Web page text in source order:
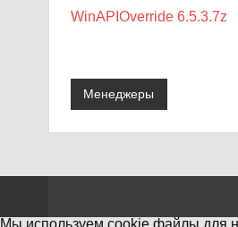
WinAPIOverride 6.5.3.7z
Менеджеры
Мы используем cookie файлы для